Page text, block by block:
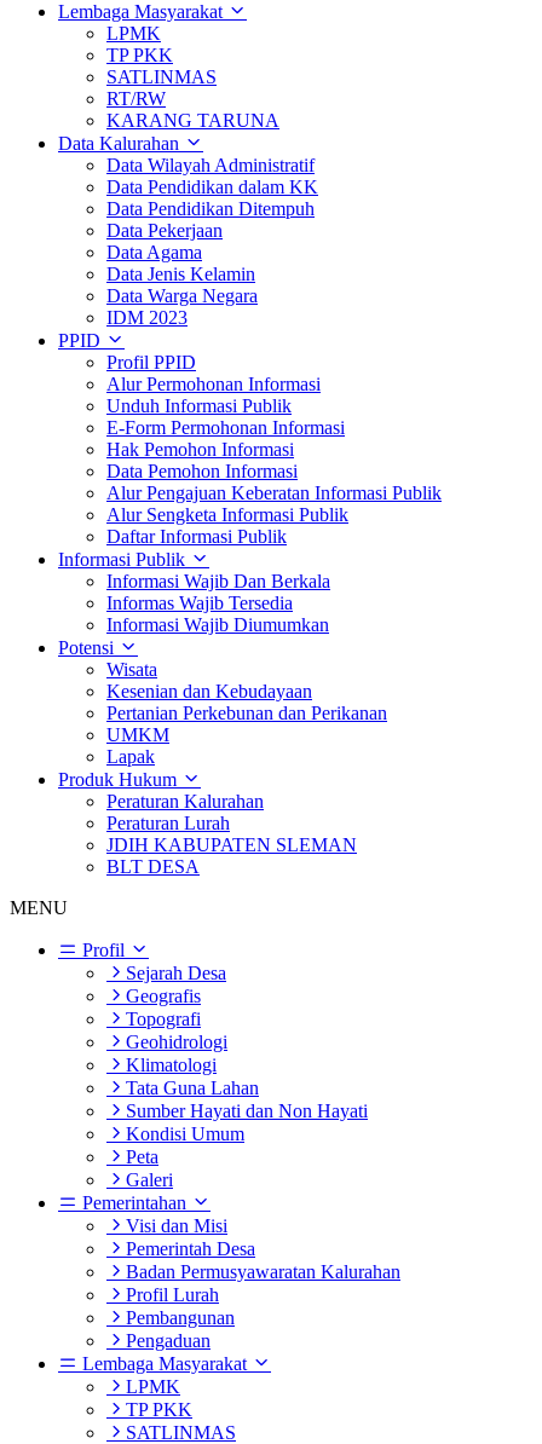
Lembaga Masyarakat
LPMK
TP PKK
SATLINMAS
RT/RW
KARANG TARUNA
Data Kalurahan
Data Wilayah Administratif
Data Pendidikan dalam KK
Data Pendidikan Ditempuh
Data Pekerjaan
Data Agama
Data Jenis Kelamin
Data Warga Negara
IDM 2023
PPID
Profil PPID
Alur Permohonan Informasi
Unduh Informasi Publik
E-Form Permohonan Informasi
Hak Pemohon Informasi
Data Pemohon Informasi
Alur Pengajuan Keberatan Informasi Publik
Alur Sengketa Informasi Publik
Daftar Informasi Publik
Informasi Publik
Informasi Wajib Dan Berkala
Informas Wajib Tersedia
Informasi Wajib Diumumkan
Potensi
Wisata
Kesenian dan Kebudayaan
Pertanian Perkebunan dan Perikanan
UMKM
Lapak
Produk Hukum
Peraturan Kalurahan
Peraturan Lurah
JDIH KABUPATEN SLEMAN
BLT DESA
MENU
Profil
Sejarah Desa
Geografis
Topografi
Geohidrologi
Klimatologi
Tata Guna Lahan
Sumber Hayati dan Non Hayati
Kondisi Umum
Peta
Galeri
Pemerintahan
Visi dan Misi
Pemerintah Desa
Badan Permusyawaratan Kalurahan
Profil Lurah
Pembangunan
Pengaduan
Lembaga Masyarakat
LPMK
TP PKK
SATLINMAS